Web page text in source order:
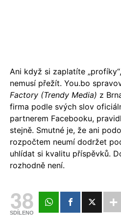
Ani když si zaplatíte
nemusí přežít. You.bo
Factory (Trendy Media) z
firma podle svých slov
partnerem Facebooku,
stejně. Smutné je, že ani
rozpočtem neumí dodržet
uhlídat si kvalitu příspěvků.
rozhodně není.
38
SDÍLENO